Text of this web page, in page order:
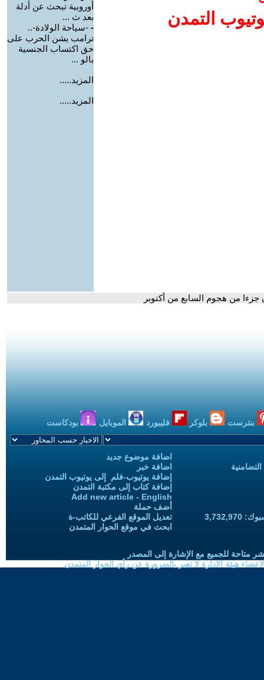
التمدن
أوروبية تبحث عن أدلة
بعد ث ...
- -سياحة الولادة-..
ترامب يشن الحرب على
حق اكتساب الجنسية
بالو ...
المزيد.....
المزيد.....
من هجوم السابع من أكتوبر
بنترست بلوكر فليبورد الموبايل بودكاست
اضافة موضوع جديد
اضافة خبر
إضافة يوتيوب-فلم إلى يوتيوب التمدن
إضافة كتاب إلى مكتبة التمدن
Add new article - English
أضف حملة
تعديل الموقع الفرعي للكاتب-ة
ابحث في موقع الحوار المتمدن
متاحة للجميع مع الإشارة إلى المصدر
هيئة الادارة لا تعبر بالضرورة عن رأي الحوار المتمدن